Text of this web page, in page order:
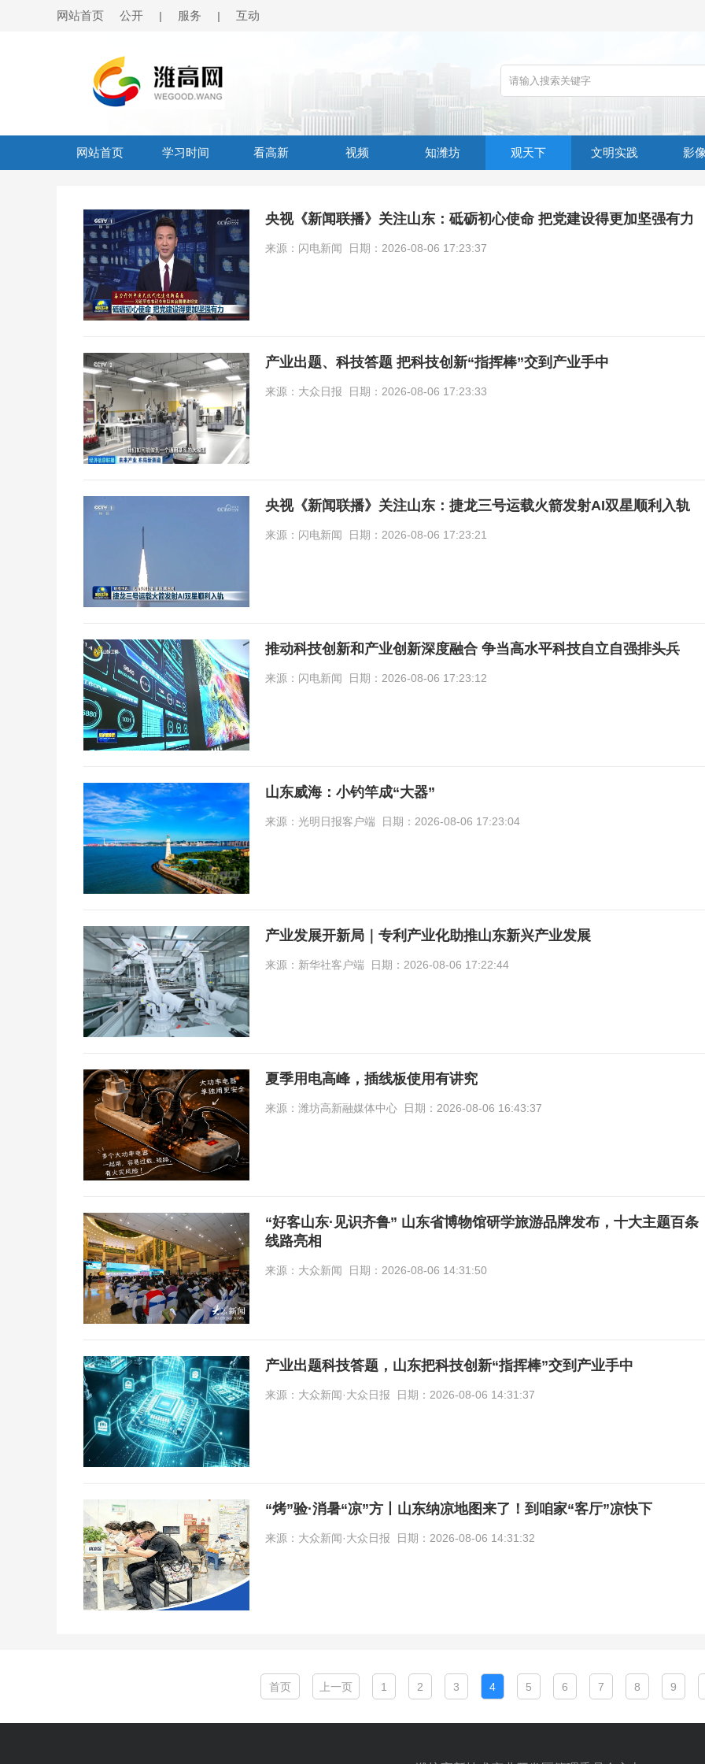
网站首页 公开 | 服务 | 互动
网站首页 学习时间 看高新 视频 知潍坊 观天下 文明实践 影
央视《新闻联播》关注山东：砥砺初心使命 把党建设得更加坚强有力
来源：闪电新闻 日期：2026-08-06 17:23:37
产业出题、科技答题 把科技创新“指挥棒”交到产业手中
来源：大众日报 日期：2026-08-06 17:23:33
央视《新闻联播》关注山东：捷龙三号运载火箭发射AI双星顺利入轨
来源：闪电新闻 日期：2026-08-06 17:23:21
推动科技创新和产业创新深度融合 争当高水平科技自立自强排头兵
来源：闪电新闻 日期：2026-08-06 17:23:12
山东威海：小钓竿成“大器”
来源：光明日报客户端 日期：2026-08-06 17:23:04
产业发展开新局｜专利产业化助推山东新兴产业发展
来源：新华社客户端 日期：2026-08-06 17:22:44
夏季用电高峰，插线板使用有讲究
来源：潍坊高新融媒体中心 日期：2026-08-06 16:43:37
“好客山东·见识齐鲁” 山东省博物馆研学旅游品牌发布，十大主题百条
线路亮相
来源：大众新闻 日期：2026-08-06 14:31:50
产业出题科技答题，山东把科技创新“指挥棒”交到产业手中
来源：大众新闻·大众日报 日期：2026-08-06 14:31:37
“烤”验·消暑“凉”方丨山东纳凉地图来了！到咱家“客厅”凉快下
来源：大众新闻·大众日报 日期：2026-08-06 14:31:32
首页 上一页 1 2 3 4 5 6 7 8 9